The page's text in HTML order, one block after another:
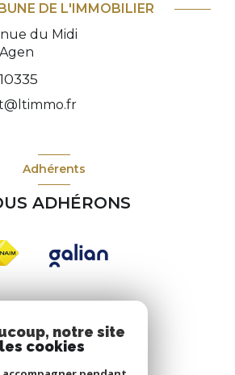
DE L'IMMOBILIER
du Midi
Agen
Adhérents
ADHÉRONS
SUIVRE
notre site
cookies